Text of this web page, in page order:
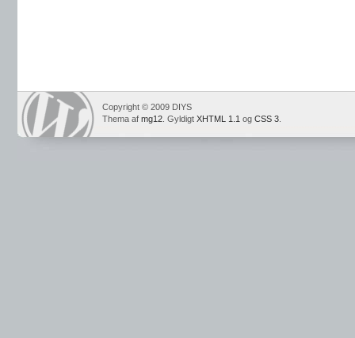
Copyright © 2009 DIYS
Thema af mg12 . Gyldigt XHTML 1.1 og CSS 3